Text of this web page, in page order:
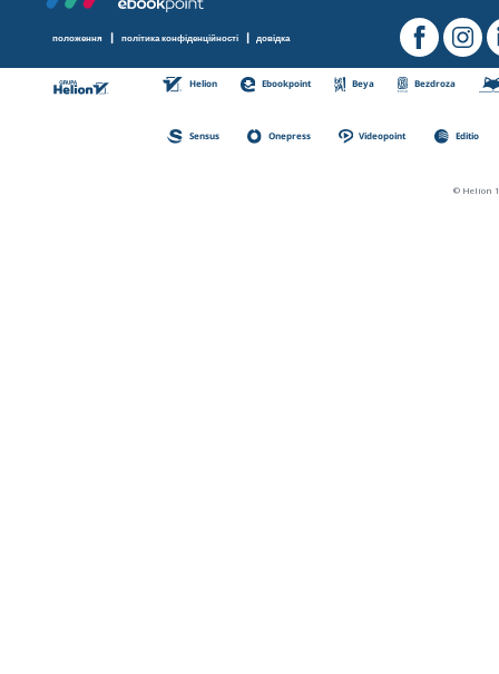
положення | політика конфіденційності | довідка
Helion Ebookpoint Beya Bezdroza
Sensus Onepress Videopoint Editio
© Helion